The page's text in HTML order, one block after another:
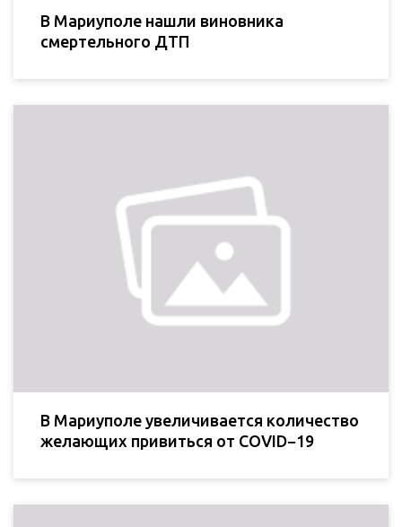
В Мариуполе нашли виновника
смертельного ДТП
В Мариуполе увеличивается количество
желающих привиться от COVID−19